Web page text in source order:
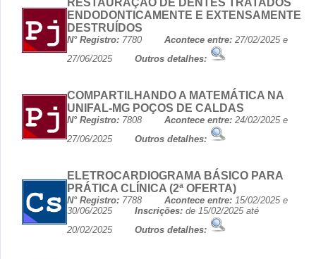
ENDODONTICAMENTE E EXTENSAMENTE
DESTRUÍDOS
N° Registro: 7780 Acontece entre: 27/02/2025 e
27/06/2025 Outros detalhes:
COMPARTILHANDO A MATEMÁTICA NA
UNIFAL-MG POÇOS DE CALDAS
N° Registro: 7808 Acontece entre: 24/02/2025 e
27/06/2025 Outros detalhes:
ELETROCARDIOGRAMA BÁSICO PARA
PRÁTICA CLÍNICA (2ª OFERTA)
N° Registro: 7788 Acontece entre: 15/02/2025 e
30/06/2025 Inscrições: de 15/02/2025 até
20/02/2025 Outros detalhes: